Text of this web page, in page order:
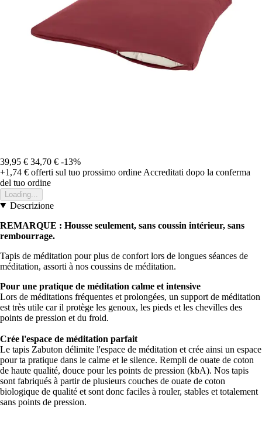
39,95 € 34,70 € -13%
+1,74 € offerti sul tuo prossimo ordine Accreditati dopo la conferma
del tuo ordine
Loading...
Descrizione
REMARQUE : Housse seulement, sans coussin intérieur, sans
rembourrage.
Tapis de méditation pour plus de confort lors de longues séances de
méditation, assorti à nos coussins de méditation.
Pour une pratique de méditation calme et intensive
Lors de méditations fréquentes et prolongées, un support de méditation
est très utile car il protège les genoux, les pieds et les chevilles des
points de pression et du froid.
Crée l'espace de méditation parfait
Le tapis Zabuton délimite l'espace de méditation et crée ainsi un espace
pour ta pratique dans le calme et le silence. Rempli de ouate de coton
de haute qualité, douce pour les points de pression (kbA). Nos tapis
sont fabriqués à partir de plusieurs couches de ouate de coton
biologique de qualité et sont donc faciles à rouler, stables et totalement
sans points de pression.